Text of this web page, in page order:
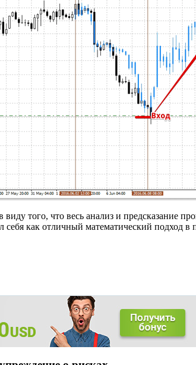
того, что весь анализ и предсказание
как отличный математический подход в